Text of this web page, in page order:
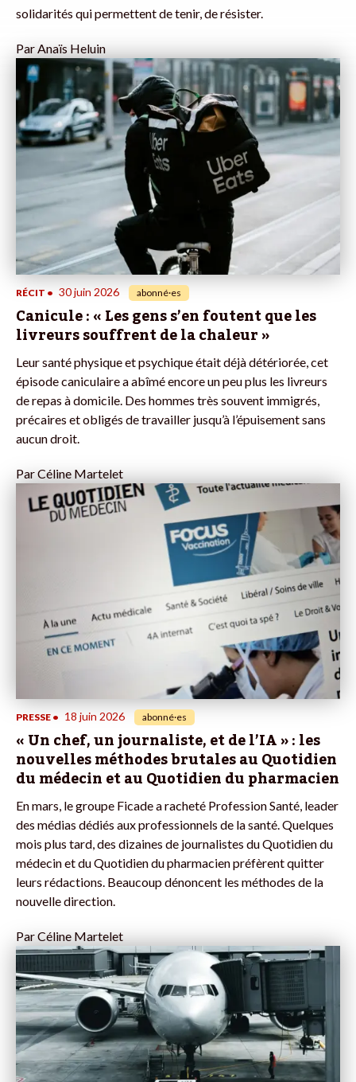
solidarités qui permettent de tenir, de résister.
ParAnaïs Heluin
RÉCIT • 30 juin 2026 abonné·es
Canicule : « Les gens s’en foutent que les
livreurs souffrent de la chaleur »
Leur santé physique et psychique était déjà détériorée, cet
épisode caniculaire a abîmé encore un peu plus les livreurs
de repas à domicile. Des hommes très souvent immigrés,
précaires et obligés de travailler jusqu’à l’épuisement sans
aucun droit.
ParCéline Martelet
PRESSE • 18 juin 2026 abonné·es
« Un chef, un journaliste, et de l’IA » : les
nouvelles méthodes brutales au Quotidien
du médecin et au Quotidien du pharmacien
En mars, le groupe Ficade a racheté Profession Santé, leader
des médias dédiés aux professionnels de la santé. Quelques
mois plus tard, des dizaines de journalistes du Quotidien du
médecin et du Quotidien du pharmacien préfèrent quitter
leurs rédactions. Beaucoup dénoncent les méthodes de la
nouvelle direction.
ParCéline Martelet